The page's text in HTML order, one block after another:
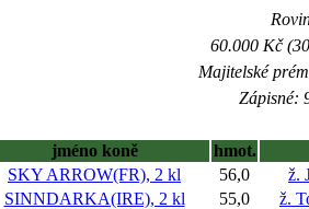
60.000 Kč
Majitelské
Zápisné:
jméno koně
hmot.
SKY ARROW(FR), 2 kl 56,0
ž.
SINNDARKA(IRE), 2 kl 55,0
ž.